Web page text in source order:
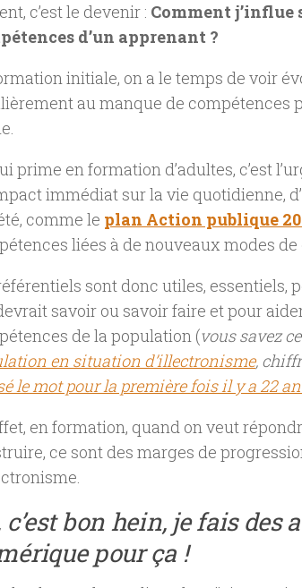
c’est le devenir : Comment j’influe
d’un apprenant ?
initiale, on a le temps de voir
au manque de compétences
prime en formation d’adultes, c’est
immédiat sur la vie quotidienne,
comme le plan Action publique
liées à de nouveaux modes
sont donc utiles, essentiels,
savoir ou savoir faire et pour
de la population (vous savez
en situation d’illectronisme,
le mot pour la première fois il y a 22
en formation, quand on veut
ce sont des marges de
c’est bon hein, je fais
pour ça !